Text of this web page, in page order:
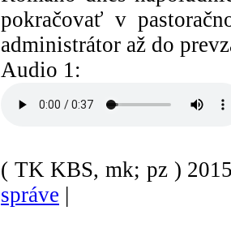
pokračovať v
administrátor až do
Audio 1:
( TK KBS, mk; pz )
správe |